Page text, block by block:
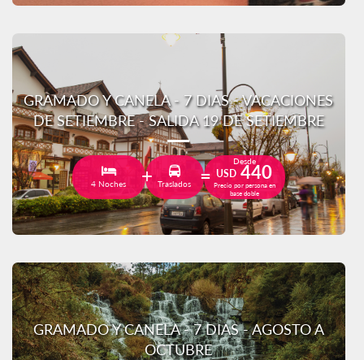
GRAMADO Y CANELA - 7 DIAS - VACACIONES
DE SETIEMBRE - SALIDA 19 DE SETIEMBRE
4 Noches Traslados
Desde
USD 440
Precio por persona en
base doble
GRAMADO Y CANELA - 7 DIAS - AGOSTO A
OCTUBRE